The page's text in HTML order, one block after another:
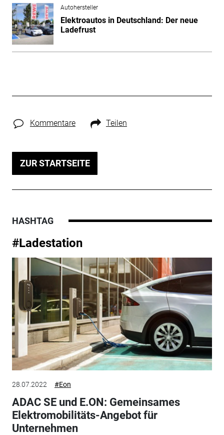
Autohersteller
Elektroautos in Deutschland: Der neue
Ladefrust
Kommentare Teilen
ZUR STARTSEITE
HASHTAG
#Ladestation
28.07.2022 #Eon
ADAC SE und E.ON: Gemeinsames
Elektromobilitäts-Angebot für
Unternehmen